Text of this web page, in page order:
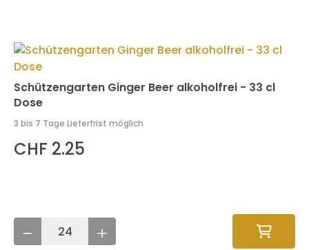
Schützengarten Ginger Beer alkoholfrei - 33 cl
Dose
3 bis 7 Tage Lieferfrist möglich
CHF 2.25